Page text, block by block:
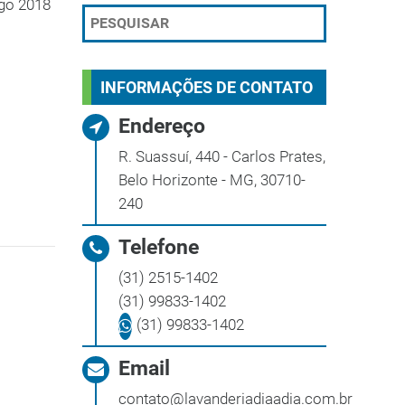
2018
INFORMAÇÕES DE CONTATO
Endereço
R. Suassuí, 440 - Carlos Prates,
Belo Horizonte - MG, 30710-
240
Telefone
(31) 2515-1402
(31) 99833-1402
(31) 99833-1402
Email
contato@lavanderiadiaadia.com.br